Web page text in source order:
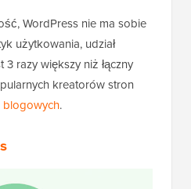
WordPress nie ma sobie
użytkowania, udział
razy większy niż łączny
kreatorów stron
blogowych.